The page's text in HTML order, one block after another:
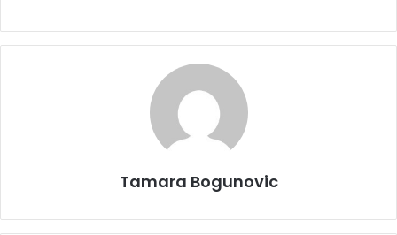
Tamara Bogunovic